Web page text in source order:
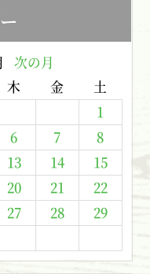
次の月
木 金
土
1
6 7
8
13 14
15
20 21
22
27 28
29